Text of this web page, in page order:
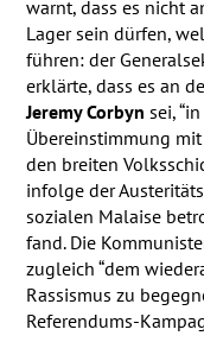
warnt, dass es nicht
Lager sein dürfen,
führen: der
erklärte, dass es an
Jeremy Corbyn sei,
Übereinstimmung mit
den breiten
infolge der
sozialen Malaise
fand. Die
zugleich “dem
Rassismus zu
Referendums-